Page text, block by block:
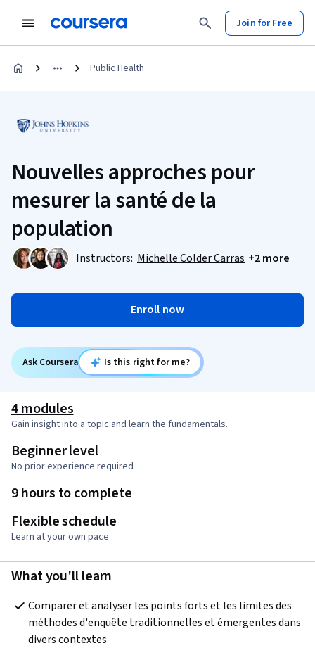
Join for Free
Public Health
Nouvelles approches pour
mesurer la santé de la
population
Instructors: Michelle Colder Carras +2 more
Enroll now
Ask Coursera Is this right for me?
4 modules
Gain insight into a topic and learn the fundamentals.
Beginner level
No prior experience required
9 hours to complete
Flexible schedule
Learn at your own pace
What you'll learn
Comparer et analyser les points forts et les limites des
méthodes d'enquête traditionnelles et émergentes dans
divers contextes